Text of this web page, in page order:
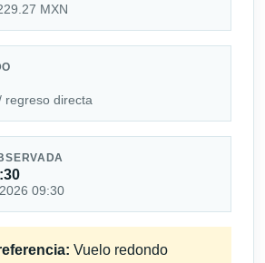
MXN
regreso directa
09:30
Vuelo redondo